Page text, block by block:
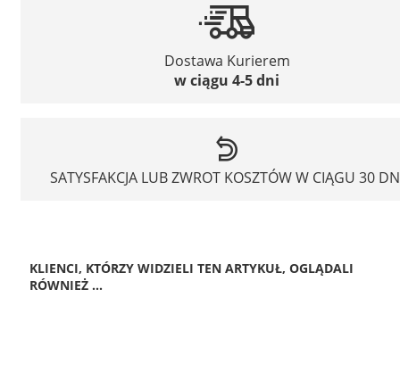
Dostawa Kurierem
w ciągu 4-5 dni
SATYSFAKCJA LUB ZWROT KOSZTÓW W CIĄGU 30
KLIENCI, KTÓRZY WIDZIELI TEN ARTYKUŁ, OGLĄDALI
RÓWNIEŻ ...